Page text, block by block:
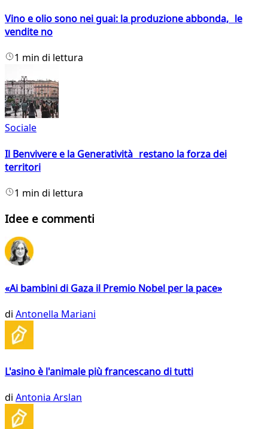
Vino e olio sono nei guai: la produzione abbonda, le
vendite no
1 min di lettura
Sociale
Il Benvivere e la Generatività restano la forza dei
territori
1 min di lettura
Idee e commenti
«Ai bambini di Gaza il Premio Nobel per la pace»
di Antonella Mariani
L'asino è l'animale più francescano di tutti
di Antonia Arslan